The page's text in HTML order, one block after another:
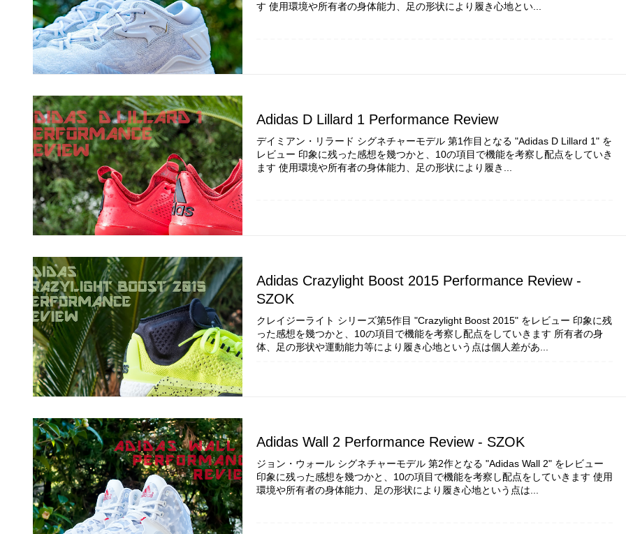
す 使用環境や所有者の身体能力、足の形状により履き心地とい...
Adidas D Lillard 1 Performance Review
デイミアン・リラード シグネチャーモデル 第1作目となる "Adidas D Lillard 1" を
レビュー 印象に残った感想を幾つかと、10の項目で機能を考察し配点をしていき
ます 使用環境や所有者の身体能力、足の形状により履き...
Adidas Crazylight Boost 2015 Performance Review -
SZOK
クレイジーライト シリーズ第5作目 "Crazylight Boost 2015" をレビュー 印象に残
った感想を幾つかと、10の項目で機能を考察し配点をしていきます 所有者の身
体、足の形状や運動能力等により履き心地という点は個人差があ...
Adidas Wall 2 Performance Review - SZOK
ジョン・ウォール シグネチャーモデル 第2作となる "Adidas Wall 2" をレビュー
印象に残った感想を幾つかと、10の項目で機能を考察し配点をしていきます 使用
環境や所有者の身体能力、足の形状により履き心地という点は...